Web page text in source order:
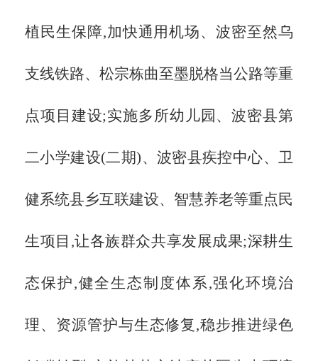
植民生保障,加快通用机场、波密至然乌
支线铁路、松宗栋曲至墨脱格当公路等重
点项目建设;实施多所幼儿园、波密县第
二小学建设(二期)、波密县疾控中心、卫
健系统县乡互联建设、智慧养老等重点民
生项目,让各族群众共享发展成果;深耕生
态保护,健全生态制度体系,强化环境治
理、资源管护与生态修复,稳步推进绿色